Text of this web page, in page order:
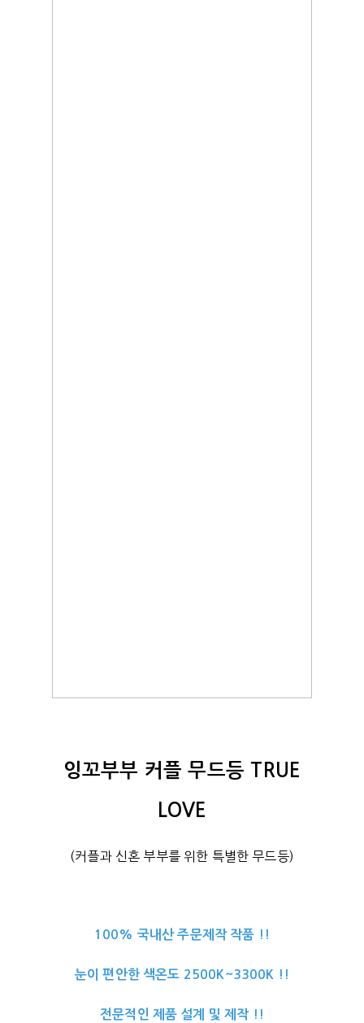
잉꼬부부 커플 무드등 TRUE
LOVE
(커플과 신혼 부부를 위한 특별한 무드등)
100% 국내산 주문제작 작품 !!
눈이 편안한 색온도 2500K~3300K !!
전문적인 제품 설계 및 제작 !!